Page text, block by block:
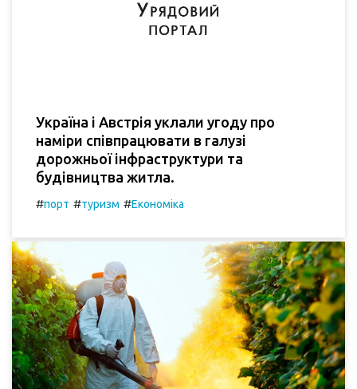
Україна і Австрія уклали угоду про
наміри співпрацювати в галузі
дорожньої інфраструктури та
будівництва житла.
#порт #туризм #Економіка